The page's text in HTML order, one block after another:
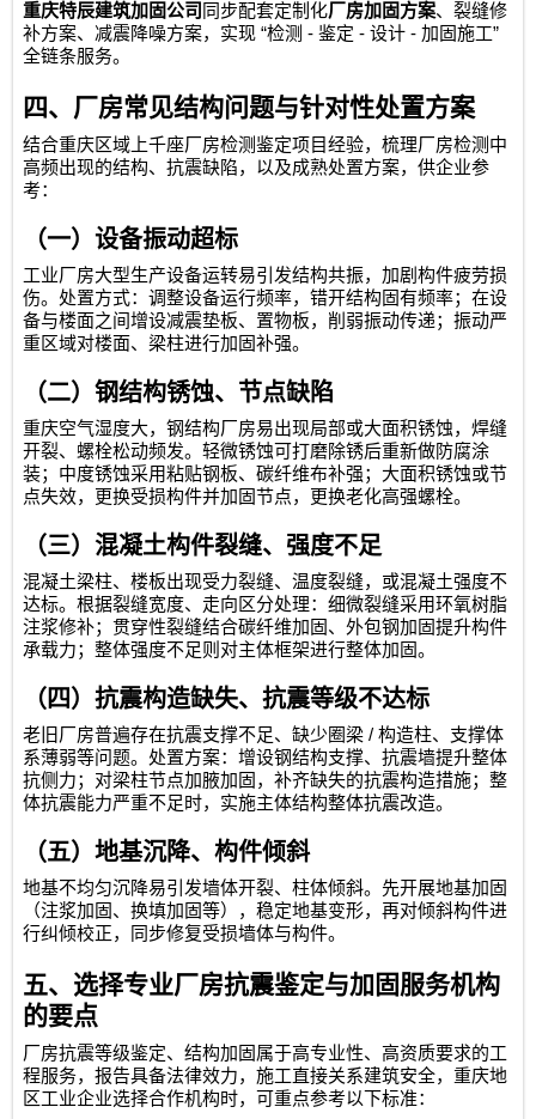
重庆特辰建筑加固公司 同步配套定制化厂房加固方案、裂缝修
补方案、减震降噪方案，实现 “检测-鉴定-设计-加固施工”
全链条服务。
四、厂房常见结构问题与针对性处置方案
结合重庆区域上千座厂房检测鉴定项目经验，梳理厂房检测中
高频出现的结构、抗震缺陷，以及成熟处置方案，供企业参
考：
（一）设备振动超标
工业厂房大型生产设备运转易引发结构共振，加剧构件疲劳损
伤。处置方式：调整设备运行频率，错开结构固有频率；在设
备与楼面之间增设减震垫板、置物板，削弱振动传递；振动严
重区域对楼面、梁柱进行加固补强。
（二）钢结构锈蚀、节点缺陷
重庆空气湿度大，钢结构厂房易出现局部或大面积锈蚀，焊缝
开裂、螺栓松动频发。轻微锈蚀可打磨除锈后重新做防腐涂
装；中度锈蚀采用粘贴钢板、碳纤维布补强；大面积锈蚀或节
点失效，更换受损构件并加固节点，更换老化高强螺栓。
（三）混凝土构件裂缝、强度不足
混凝土梁柱、楼板出现受力裂缝、温度裂缝，或混凝土强度不
达标。根据裂缝宽度、走向区分处理：细微裂缝采用环氧树脂
注浆修补；贯穿性裂缝结合碳纤维加固、外包钢加固提升构件
承载力；整体强度不足则对主体框架进行整体加固。
（四）抗震构造缺失、抗震等级不达标
老旧厂房普遍存在抗震支撑不足、缺少圈梁 /构造柱、支撑体
系薄弱等问题。处置方案：增设钢结构支撑、抗震墙提升整体
抗侧力；对梁柱节点加腋加固，补齐缺失的抗震构造措施；整
体抗震能力严重不足时，实施主体结构整体抗震改造。
（五）地基沉降、构件倾斜
地基不均匀沉降易引发墙体开裂、柱体倾斜。先开展地基加固
（注浆加固、换填加固等），稳定地基变形，再对倾斜构件进
行纠倾校正，同步修复受损墙体与构件。
五、选择专业厂房抗震鉴定与加固服务机构
的要点
厂房抗震等级鉴定、结构加固属于高专业性、高资质要求的工
程服务，报告具备法律效力，施工直接关系建筑安全，重庆地
区工业企业选择合作机构时，可重点参考以下标准：